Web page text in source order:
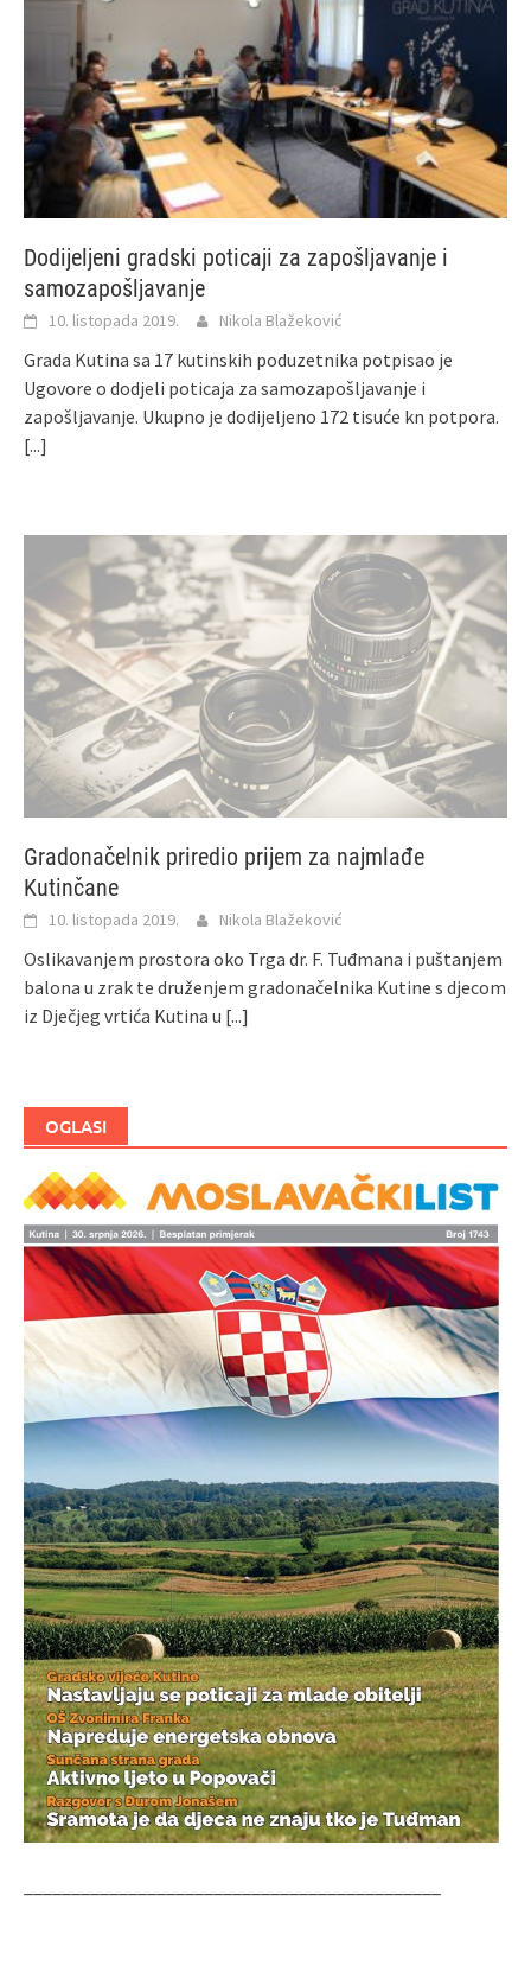
Dodijeljeni gradski poticaji za zapošljavanje i
samozapošljavanje
10. listopada 2019. Nikola Blažeković
Grada Kutina sa 17 kutinskih poduzetnika potpisao je
Ugovore o dodjeli poticaja za samozapošljavanje i
zapošljavanje. Ukupno je dodijeljeno 172 tisuće kn potpora.
[...]
Gradonačelnik priredio prijem za najmlađe
Kutinčane
10. listopada 2019. Nikola Blažeković
Oslikavanjem prostora oko Trga dr. F. Tuđmana i puštanjem
balona u zrak te druženjem gradonačelnika Kutine s djecom
iz Dječjeg vrtića Kutina u [...]
OGLASI